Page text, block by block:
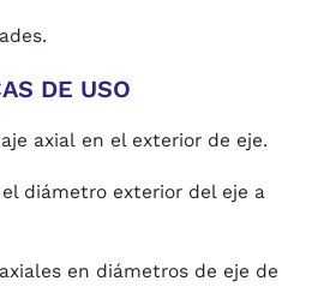
DE USO
axial en el exterior de eje.
diámetro exterior del eje a
en diámetros de eje de